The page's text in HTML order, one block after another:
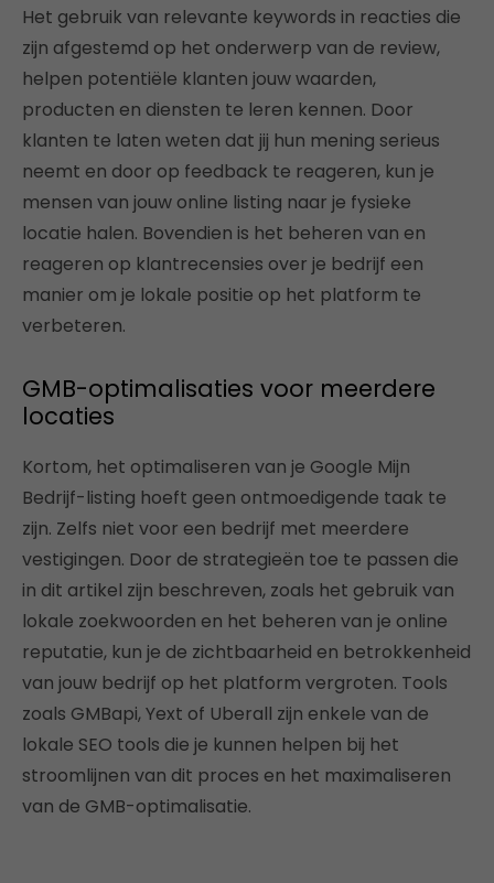
Het gebruik van relevante keywords in reacties die
zijn afgestemd op het onderwerp van de review,
helpen potentiële klanten jouw waarden,
producten en diensten te leren kennen. Door
klanten te laten weten dat jij hun mening serieus
neemt en door op feedback te reageren, kun je
mensen van jouw online listing naar je fysieke
locatie halen. Bovendien is het beheren van en
reageren op klantrecensies over je bedrijf een
manier om je lokale positie op het platform te
verbeteren.
GMB-optimalisaties voor meerdere
locaties
Kortom, het optimaliseren van je Google Mijn
Bedrijf-listing hoeft geen ontmoedigende taak te
zijn. Zelfs niet voor een bedrijf met meerdere
vestigingen. Door de strategieën toe te passen die
in dit artikel zijn beschreven, zoals het gebruik van
lokale zoekwoorden en het beheren van je online
reputatie, kun je de zichtbaarheid en betrokkenheid
van jouw bedrijf op het platform vergroten. Tools
zoals GMBapi, Yext of Uberall zijn enkele van de
lokale SEO tools die je kunnen helpen bij het
stroomlijnen van dit proces en het maximaliseren
van de GMB-optimalisatie.